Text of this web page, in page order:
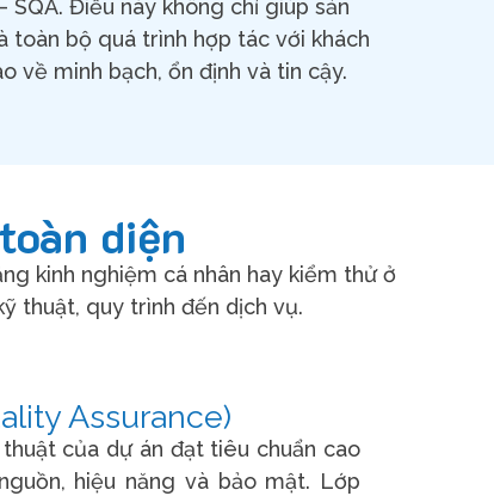
SQA. Điều này không chỉ giúp sản
toàn bộ quá trình hợp tác với khách
về minh bạch, ổn định và tin cậy.
diện
kinh nghiệm cá nhân hay kiểm thử ở
thuật, quy trình đến dịch vụ.
Assurance)
của dự án đạt tiêu chuẩn cao
hiệu năng và bảo mật. Lớp